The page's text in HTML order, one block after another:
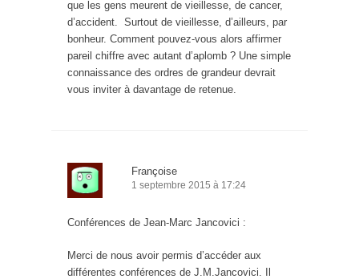
que les gens meurent de vieillesse, de cancer,
d’accident. Surtout de vieillesse, d’ailleurs, par
bonheur. Comment pouvez-vous alors affirmer
pareil chiffre avec autant d’aplomb ? Une simple
connaissance des ordres de grandeur devrait
vous inviter à davantage de retenue.
Françoise
1 septembre 2015 à 17:24
Conférences de Jean-Marc Jancovici :
Merci de nous avoir permis d’accéder aux
différentes conférences de J.M.Jancovici. Il